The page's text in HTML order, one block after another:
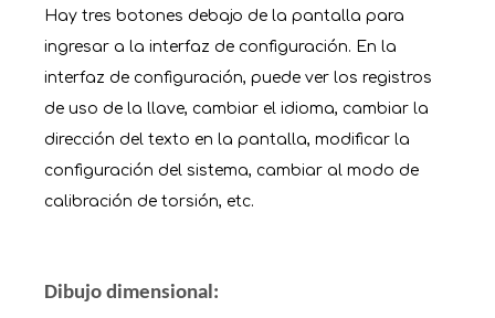
Hay tres botones debajo de la pantalla para
ingresar a la interfaz de configuración. En la
interfaz de configuración, puede ver los registros
de uso de la llave, cambiar el idioma, cambiar la
dirección del texto en la pantalla, modificar la
configuración del sistema, cambiar al modo de
calibración de torsión, etc.
Dibujo dimensional: